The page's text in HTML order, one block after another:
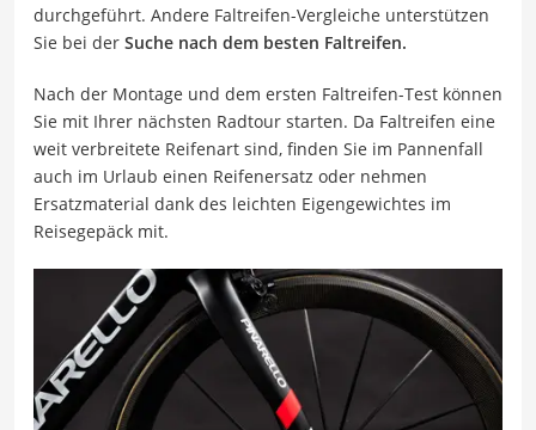
durchgeführt. Andere Faltreifen-Vergleiche unterstützen
Sie bei der Suche nach dem besten Faltreifen.
Nach der Montage und dem ersten Faltreifen-Test können
Sie mit Ihrer nächsten Radtour starten. Da Faltreifen eine
weit verbreitete Reifenart sind, finden Sie im Pannenfall
auch im Urlaub einen Reifenersatz oder nehmen
Ersatzmaterial dank des leichten Eigengewichtes im
Reisegepäck mit.